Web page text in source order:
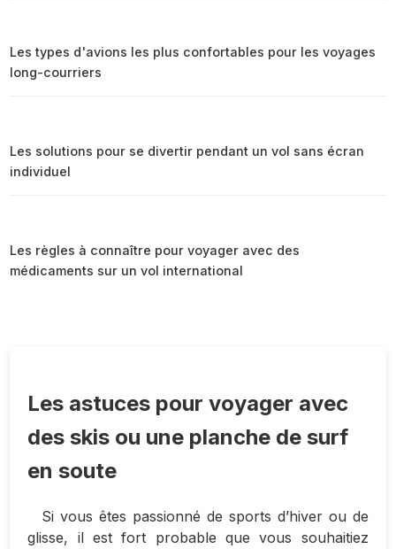
Les astuces pour voyager avec
des skis ou une planche de surf
en soute
Si vous êtes passionné de sports d’hiver ou de
glisse, il est fort probable que vous souhaitiez
Les types d'avions les plus confortables pour les voyages
long-courriers
Les solutions pour se divertir pendant un vol sans écran
individuel
Les règles à connaître pour voyager avec des
médicaments sur un vol international